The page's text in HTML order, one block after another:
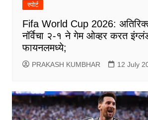
स्पोर्ट
Fifa World Cup 2026:
नॉर्वेचा २-१ ने गेम ओव्हर करत
फायनलमध्ये;
PRAKASH KUMBHAR 12 July